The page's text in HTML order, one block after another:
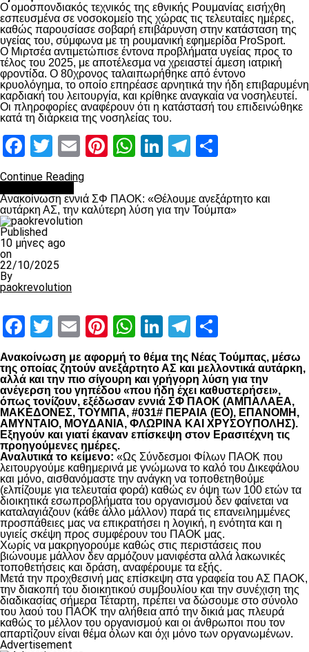
Ο ομοσπονδιακός τεχνικός της εθνικής Ρουμανίας εισήχθη
εσπευσμένα σε νοσοκομείο της χώρας τις τελευταίες ημέρες,
καθώς παρουσίασε σοβαρή επιβάρυνση στην κατάσταση της
υγείας του, σύμφωνα με τη ρουμανική εφημερίδα ProSport.
Ο Μιρτσέα αντιμετώπισε έντονα προβλήματα υγείας προς το
τέλος του 2025, με αποτέλεσμα να χρειαστεί άμεση ιατρική
φροντίδα. Ο 80χρονος ταλαιπωρήθηκε από έντονο
κρυολόγημα, το οποίο επηρέασε αρνητικά την ήδη επιβαρυμένη
καρδιακή του λειτουργία, και κρίθηκε αναγκαία να νοσηλευτεί.
Οι πληροφορίες αναφέρουν ότι η κατάστασή του επιδεινώθηκε
κατά τη διάρκεια της νοσηλείας του.
Facebook
Twitter
EmailPinterest
WhatsApp
LinkedIn
Telegram
Continue Reading
Ανακοίνωση εννιά ΣΦ ΠΑΟΚ: «Θέλουμε ανεξάρτητο και
αυτάρκη ΑΣ, την καλύτερη λύση για την Τούμπα»
Published
10 μήνες ago
on
22/10/2025
By
paokrevolution
Facebook
Twitter
EmailPinterest
WhatsApp
LinkedIn
Telegram
Ανακοίνωση με αφορμή το θέμα της Νέας Τούμπας, μέσω
της οποίας ζητούν ανεξάρτητο ΑΣ και μελλοντικά αυτάρκη,
αλλά και την πιο σίγουρη και γρήγορη λύση για την
ανέγερση του γηπέδου «που ήδη έχει καθυστερήσει»,
όπως τονίζουν, εξέδωσαν εννιά ΣΦ ΠΑΟΚ (ΑΜΠΑΛΑΕΑ,
ΜΑΚΕΔΟΝΕΣ, ΤΟΥΜΠΑ, #031# ΠΕΡΑΙΑ (ΕΟ), ΕΠΑΝΟΜΗ,
ΑΜΥΝΤΑΙΟ, ΜΟΥΔΑΝΙΑ, ΦΛΩΡΙΝΑ ΚΑΙ ΧΡΥΣΟΥΠΟΛΗΣ).
Εξηγούν και γιατί έκαναν επίσκεψη στον Ερασιτέχνη τις
προηγούμενες ημέρες.
Αναλυτικά το κείμενο: «Ως Σύνδεσμοι Φίλων ΠΑΟΚ που
λειτουργούμε καθημερινά με γνώμωνα το καλό του Δικεφάλου
και μόνο, αισθανόμαστε την ανάγκη να τοποθετηθούμε
(ελπίζουμε για τελευταία φορά) καθώς εν όψη των 100 ετών τα
διοικητικά εσωπροβλήματα του οργανισμού δεν φαίνεται να
καταλαγιάζουν (κάθε άλλο μάλλον) παρά τις επανειλημμένες
προσπάθειες μας να επικρατήσει η λογική, η ενότητα και η
υγιείς σκέψη προς συμφέρουν του ΠΑΟΚ μας.
Χωρίς να μακρηγορούμε καθώς στις περιστάσεις που
βιώνουμε μάλλον δεν αρμόζουν μανιφέστα αλλά λακωνικές
τοποθετήσεις και δράση, αναφέρουμε τα εξής.
Μετά την προχθεσινή μας επίσκεψη στα γραφεία του ΑΣ ΠΑΟΚ,
την διακοπή του διοικητικού συμβουλίου και την συνέχιση της
διαδικασίας σήμερα Τέταρτη, πρέπει να δώσουμε στο σύνολο
του λαού του ΠΑΟΚ την αλήθεια από την δικιά μας πλευρά
καθώς το μέλλον του οργανισμού και οι άνθρωποι που τον
απαρτίζουν είναι θέμα όλων και όχι μόνο των οργανωμένων.
Advertisement